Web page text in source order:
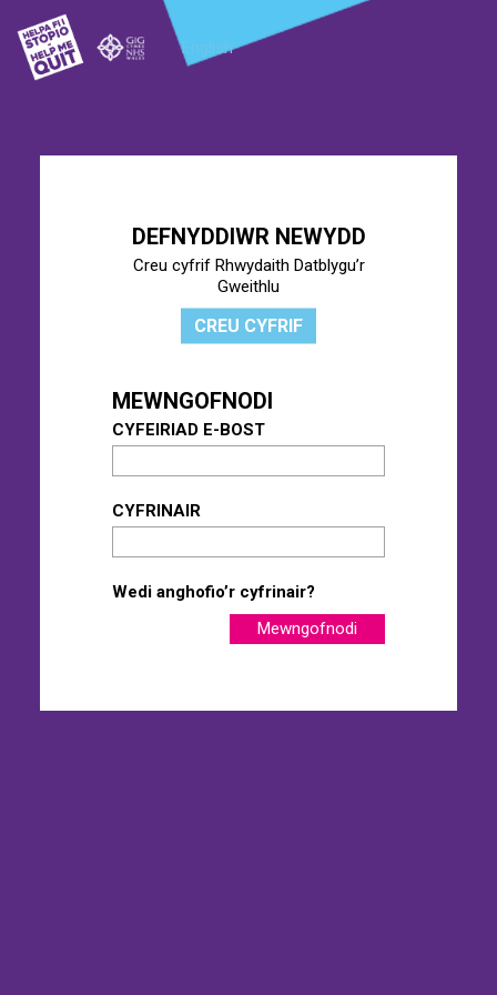
English
DEFNYDDIWR NEWYDD
Creu cyfrif Rhwydaith Datblygu’r
Gweithlu
CREU CYFRIF
MEWNGOFNODI
CYFEIRIAD E-BOST
CYFRINAIR
Wedi anghofio’r cyfrinair?